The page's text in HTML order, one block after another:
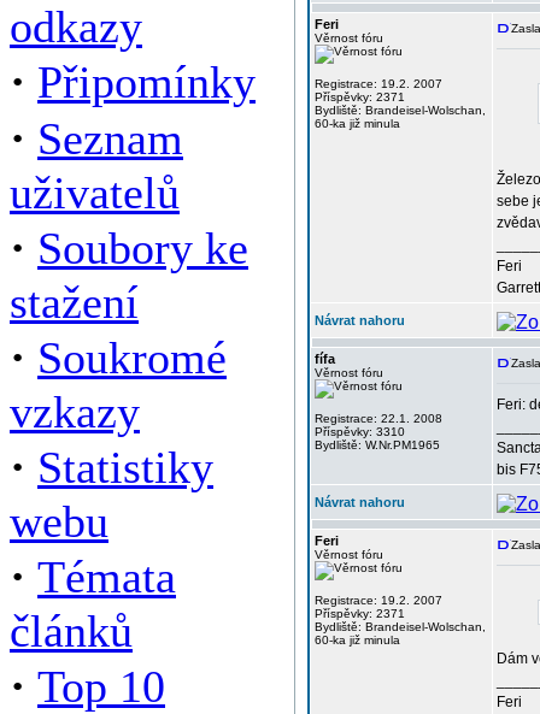
odkazy
· Připomínky
· Seznam
uživatelů
· Soubory ke
stažení
· Soukromé
vzkazy
· Statistiky
webu
· Témata
článků
· Top 10
Feri
Věrnost fóru
Registrace: 19.2. 2007
Příspěvky: 2371
Bydliště: Brandeisel-Wolschan,
60-ka již minula
sebe
Feri
Návrat nahoru
fífa
Věrnost fóru
Registrace: 22.1. 2008
Příspěvky: 3310
Bydliště: W.Nr.PM1965
Feri:
bis
Návrat nahoru
Feri
Věrnost fóru
Registrace: 19.2. 2007
Příspěvky: 2371
Bydliště: Brandeisel-Wolschan,
60-ka již minula
Dám
Feri